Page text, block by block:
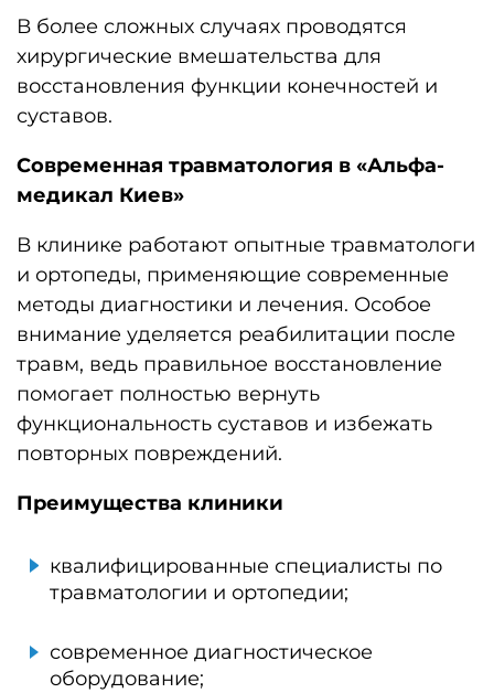
В более сложных случаях проводятся
хирургические вмешательства для
восстановления функции конечностей и
суставов.
Современная травматология в «Альфа-
медикал Киев»
В клинике работают опытные травматологи
и ортопеды, применяющие современные
методы диагностики и лечения. Особое
внимание уделяется реабилитации после
травм, ведь правильное восстановление
помогает полностью вернуть
функциональность суставов и избежать
повторных повреждений.
Преимущества клиники
квалифицированные специалисты по
травматологии и ортопедии;
современное диагностическое
оборудование;